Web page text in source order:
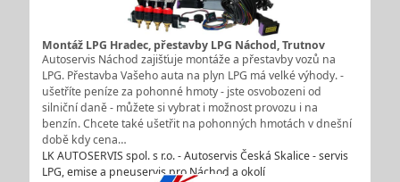
Montáž LPG Hradec, přestavby LPG Náchod, Trutnov
Autoservis Náchod zajišťuje montáže a přestavby vozů na
LPG. Přestavba Vašeho auta na plyn LPG má velké výhody. -
ušetříte peníze za pohonné hmoty - jste osvobozeni od
silniční daně - můžete si vybrat i možnost provozu i na
benzín. Chcete také ušetřit na pohonných hmotách v dnešní
době kdy cena…
LK AUTOSERVIS spol. s r.o. - Autoservis Česká Skalice - servis
LPG, emise a pneuservis pro Náchod a okolí